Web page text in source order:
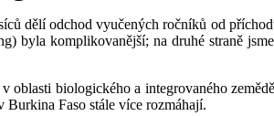
dělí odchod vyučených ročníků od
byla komplikovanější; na druhé straně
oblasti biologického a integrovaného
Faso stále více rozmáhají.